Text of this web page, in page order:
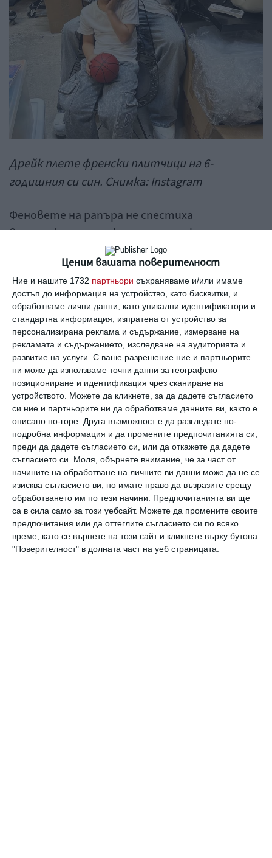
Ценим вашата поверителност
Ние и нашите 1732 партньори съхраняваме и/или имаме
достъп до информация на устройство, като бисквитки, и
обработваме лични данни, като уникални идентификатори и
стандартна информация, изпратена от устройство за
персонализирана реклама и съдържание, измерване на
рекламата и съдържанието, изследване на аудиторията и
развитие на услуги. С ваше разрешение ние и партньорите
ни може да използваме точни данни за географско
позициониране и идентификация чрез сканиране на
устройството. Можете да кликнете, за да дадете съгласието
си ние и партньорите ни да обработваме данните ви, както е
описано по-горе. Друга възможност е да разгледате по-
подробна информация и да промените предпочитанията си,
преди да дадете съгласието си, или да откажете да дадете
съгласието си.
Моля, обърнете внимание, че за част от
начините на обработване на личните ви данни може да не се
изисква съгласието ви, но имате право да възразите срещу
обработването им по тези начини. Предпочитанията ви ще
са в сила само за този уебсайт. Можете да промените своите
предпочитания или да оттеглите съгласието си по всяко
време, като се върнете на този сайт и кликнете върху бутона
"Поверителност" в долната част на уеб страницата.
Дрейк плете френски плитчици на 6-
годишния си син. Снимка: Instagram
Феновете на рапъра не спестиха
възторжените си коментари, с които
окуражаваха идола си.
“Баща на годината!”
“Момчето расте!”
“Колко висок е станал ! Времето лети ... “,
написаха в коментарите неговите фенове.
Адонис е синът, който Дрейк има от
актрисата от филми за възрастни Софи
Брусо,припомняHello.
Двамата с Брусо никога не са живели заедно.
В началото дори рапърът се усъмни, че
детето наистина е негово.
За да потвърди бащинството, музикантът
се съгласи на ДНК тест. Едва след това той
започна да показва момчето на